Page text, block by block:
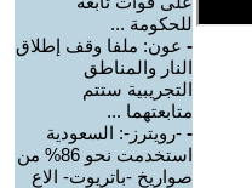
للحكومة ...
- عون: ملفا وقف إطلاق
النار والمناطق
التجريبية ستتم
متابعتهما ...
- -رويترز-: السعودية
استخدمت نحو 86% من
صواريخ -باتريوت- الاع